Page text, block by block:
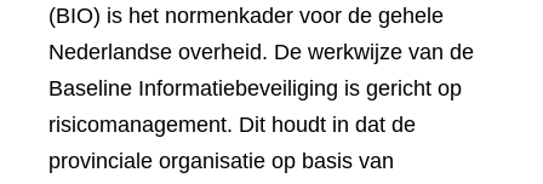
(BIO) is het normenkader voor de gehele
Nederlandse overheid. De werkwijze van de
Baseline Informatiebeveiliging is gericht op
risicomanagement. Dit houdt in dat de
provinciale organisatie op basis van